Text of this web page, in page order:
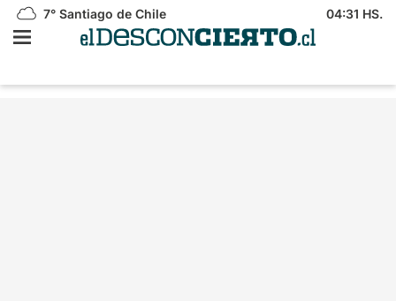
7° Santiago de Chile 04:31 HS.